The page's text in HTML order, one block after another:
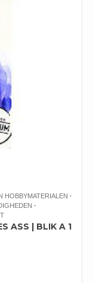
HOBBYMATERIALEN
ASS | BLIK A 1